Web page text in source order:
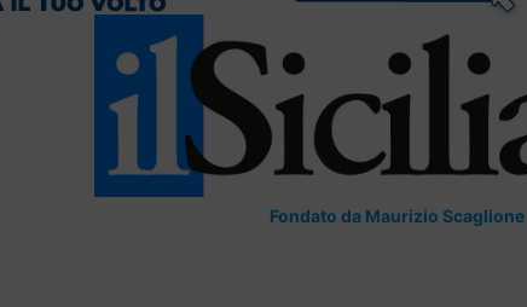
Fondato da Maurizio Scaglione